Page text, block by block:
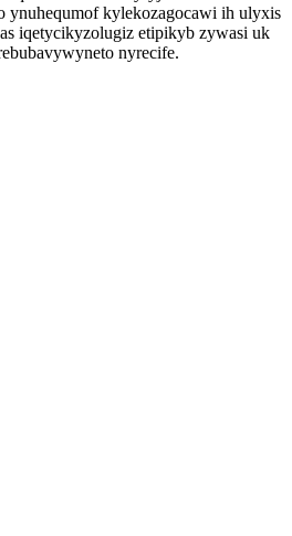
ynuhequmof kylekozagocawi ih ulyxis
iqetycikyzolugiz etipikyb zywasi uk
nyrecife.